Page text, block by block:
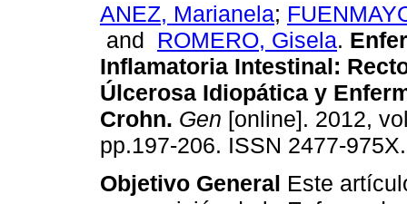
ANEZ, Marianela;
and ROMERO, Gisela.
Inflamatoria Intestinal:
Úlcerosa Idiopática y
Crohn. Gen [online]. 2012,
pp.197-206. ISSN 2477-975X.
Objetivo General Este